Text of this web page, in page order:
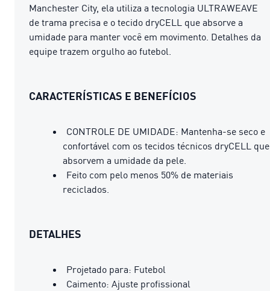
Manchester City, ela utiliza a tecnologia ULTRAWEAVE
de trama precisa e o tecido dryCELL que absorve a
umidade para manter você em movimento. Detalhes da
equipe trazem orgulho ao futebol.
CARACTERÍSTICAS E BENEFÍCIOS
CONTROLE DE UMIDADE: Mantenha-se seco e
confortável com os tecidos técnicos dryCELL que
absorvem a umidade da pele.
Feito com pelo menos 50% de materiais
reciclados.
DETALHES
Projetado para: Futebol
Caimento: Ajuste profissional